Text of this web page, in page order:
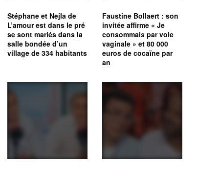
Stéphane et Nejla de
L’amour est dans le pré
se sont mariés dans la
salle bondée d’un
village de 334 habitants
Faustine Bollaert : son
invitée affirme « Je
consommais par voie
vaginale » et 80 000
euros de cocaïne par
an